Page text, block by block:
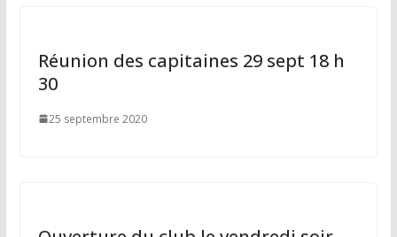
Réunion des capitaines 29 sept 18 h
30
25 septembre 2020